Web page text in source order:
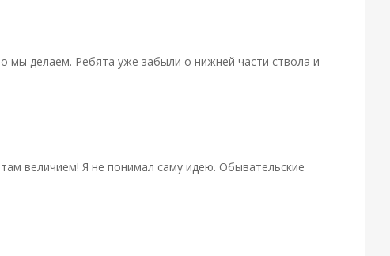
мы делаем. Ребята уже забыли о нижней части ствола и
величием! Я не понимал саму идею. Обывательские